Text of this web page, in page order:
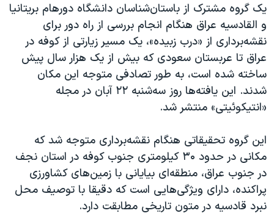
سفر پرزیدنت ترامپ به چین
یک گروه مشترک از باستان‌شناسان دانشگاه دورهام بریتانیا
و القادسیه عراق هنگام انجام بررسی از راه دور برای
نقشه‌برداری از «درب زبیده»، یک مسیر زیارتی از کوفه در
عراق تا عربستان سعودی که بیش از یک هزار سال پیش
ساخته شده است، به طور تصادفی متوجه این مکان
شدند. این یافته‌ها روز سه‌شنبه ۲۲ آبان در مجله
«انتیکوئیتی» منتشر شد.
این گروه تحقیقاتی هنگام نقشه‌برداری متوجه شد که
مکانی در حدود ۳۰ کیلومتری جنوب کوفه در استان نجف
در جنوب عراق، منطقه‌ای بیایانی با زمین‌های کشاورزی
پراکنده، دارای ویژگی‌هایی است که دقیقا با توصیف محل
نبرد قادسیه در متون تاریخی مطابقت دارد.